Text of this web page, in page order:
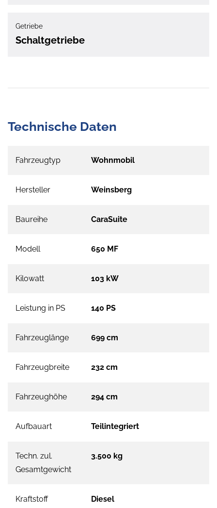
Getriebe
Schaltgetriebe
Technische Daten
Fahrzeugtyp Wohnmobil
Hersteller Weinsberg
Baureihe CaraSuite
Modell 650 MF
Kilowatt 103 kW
Leistung in PS 140 PS
Fahrzeuglänge 699 cm
Fahrzeugbreite 232 cm
Fahrzeughöhe 294 cm
Aufbauart Teilintegriert
Techn. zul.
Gesamtgewicht
3.500 kg
Kraftstoff Diesel